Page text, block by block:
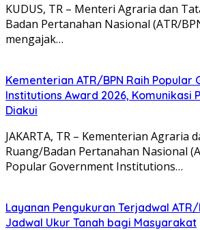
KUDUS, TR – Menteri Agraria dan
Badan Pertanahan Nasional (ATR/
mengajak…
Kementerian ATR/BPN Raih Popular
Institutions Award 2026, Komunikasi
Diakui
JAKARTA, TR – Kementerian Agraria
Ruang/Badan Pertanahan Nasional
Popular Government Institutions…
Layanan Pengukuran Terjadwal
Jadwal Ukur Tanah bagi Masyarakat